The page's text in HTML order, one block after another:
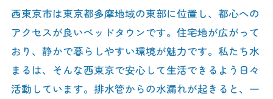
西東京市は東京都多摩地域の東部に位置し、都心への
アクセスが良いベッドタウンです。住宅地が広がって
おり、静かで暮らしやすい環境が魅力です。私たち水
まるは、そんな西東京で安心して生活できるよう日々
活動しています。排水管からの水漏れが起きると、一